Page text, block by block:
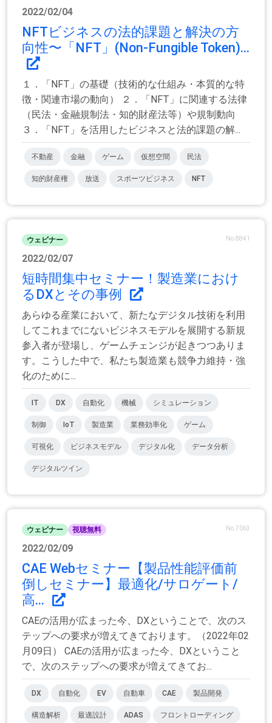
2022/02/04
NFTビジネスの法的課題と解決の方
向性〜「NFT」(Non-Fungible Token)...
１．「NFT」の基礎（技術的な仕組み・本質的な特
徴・関連市場の動向） ２．「NFT」に関連する法律
（民法・金融規制法・知的財産法等）や規制動向
３．「NFT」を活用したビジネスと法的課題の解...
不動産 金融 ゲーム 仮想空間 民法
知的財産権 放送 スポーツビジネス NFT
ウェビナー No.8841
2022/02/07
短時間集中セミナー！製造業におけ
るDXとその事例
あらゆる産業において、新たなデジタル技術を利用
してこれまでにないビジネスモデルを展開する新規
参入者が登場し、ゲームチェンジが起きつつありま
す。こうした中で、私たち製造業も競争力維持・強
化のために...
IT DX 自動化 機械 シミュレーション
制御 IoT 製造業 業務効率化 ゲーム
可視化 ビジネスモデル デジタル化 データ分析
デジタルツイン
ウェビナー 視聴無料 No.7063
2022/02/09
CAE Webセミナー【製品性能評価前
倒しセミナー】最適化/サロゲート/
高...
CAEの活用が広まった今、DXということで、次のス
テップへの要求が増えてきております。（2022年02
月09日） CAEの活用が広まった今、DXということ
で、次のステップへの要求が増えてきてお...
DX 自動化 EV 自動車 CAE 製品開発
構造解析 最適設計 ADAS フロントローディング